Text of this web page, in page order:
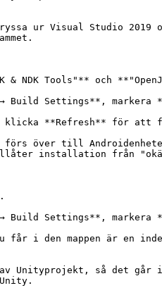
ur Visual Studio 2019
NDK Tools"** och
Settings**, markera
klicka **Refresh** för
över till
installation från
Settings**, markera
får i den mappen är en
av Unityprojekt, så det